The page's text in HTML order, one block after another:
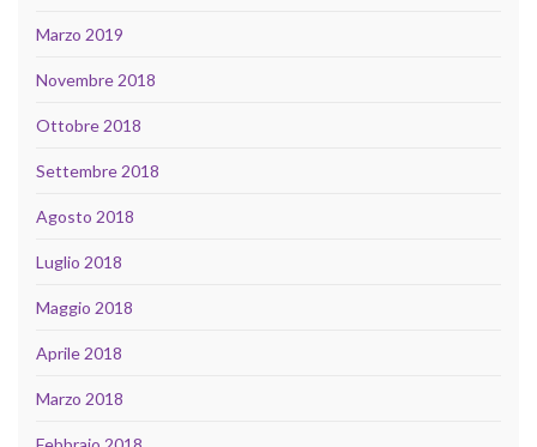
Marzo 2019
Novembre 2018
Ottobre 2018
Settembre 2018
Agosto 2018
Luglio 2018
Maggio 2018
Aprile 2018
Marzo 2018